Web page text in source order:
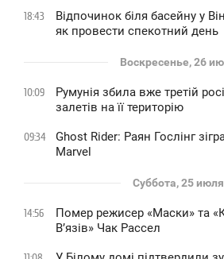
18:43
Відпочинок біля басейну у
як провести спекотний день
Воскресенье, 26
10:09
Румунія збила вже третій
залетів на її територію
09:34
Ghost Rider: Раян Гослінг
Marvel
Суббота, 25 июля
14:56
Помер режисер «Маски» та
В’язів» Чак Рассел